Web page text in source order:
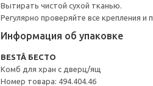
Вытирать чистой сухой тканью.
Регулярно проверяйте все крепления
Информация об упаковке
BESTÅ БЕСТО
Комб для хран с дверц/ящ
Номер товара: 494.404.46